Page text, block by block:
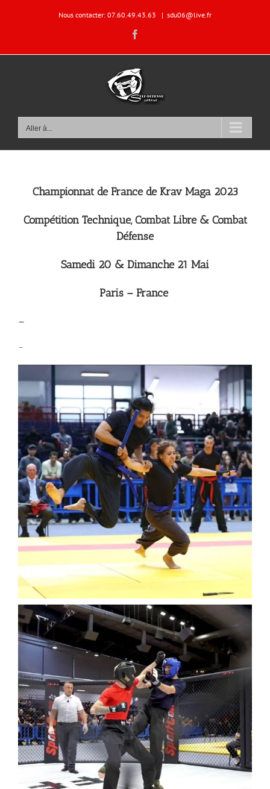
Nous contacter: 07.60.49.43.63 | sdu06@live.fr
Aller à...
Championnat de France de Krav Maga 2023
Compétition Technique, Combat Libre & Combat
Défense
Samedi 20 & Dimanche 21 Mai
Paris – France
–
–